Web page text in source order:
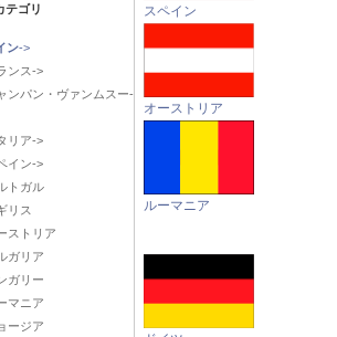
ゴリ
ン->
ンス->
ンパン・ヴァンムスー-
リア->
イン->
トガル
リス
ストリア
ガリア
ガリー
マニア
ージア
スペイン
オーストリア
ルーマニア